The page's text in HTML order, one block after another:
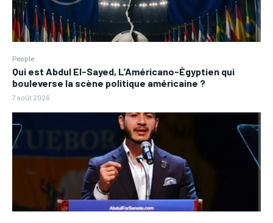
People
Qui est Abdul El-Sayed, L’Américano-Égyptien qui
bouleverse la scène politique américaine ?
7 août 2026